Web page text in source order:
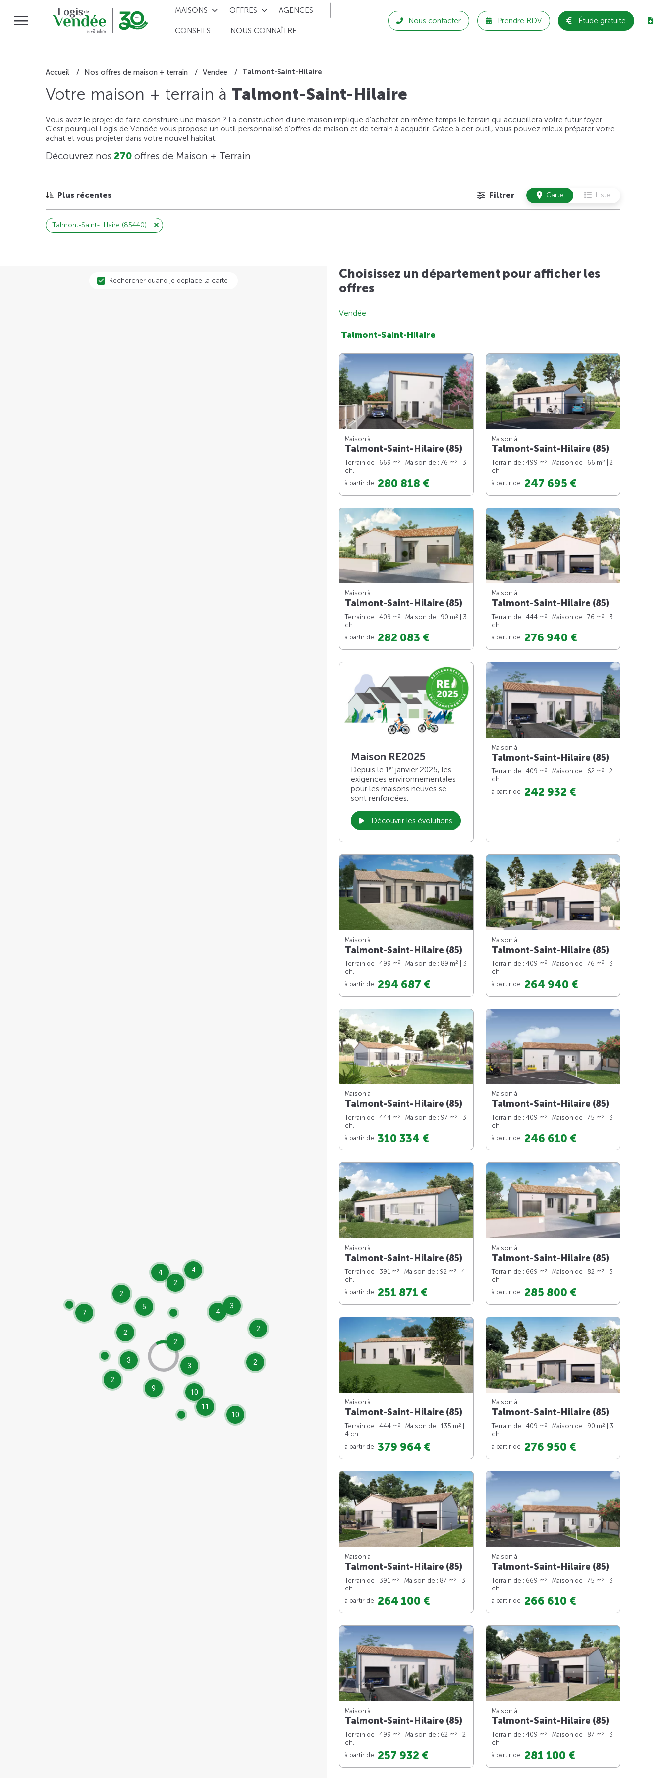
MAISONS OFFRES AGENCES
CONSEILS NOUS CONNAÎTRE
Nous contacter Prendre RDV Étude gratuite
Accueil Nos offres de maison + terrain Vendée Talmont-Saint-Hilaire
Votre maison + terrain à Talmont-Saint-Hilaire
Vous avez le projet de faire construire une maison ? La construction d'une maison implique d'acheter en même temps le terrain qui accueillera votre futur foyer.
C'est pourquoi Logis de Vendée vous propose un outil personnalisé d'offres de maison et de terrain à acquérir. Grâce à cet outil, vous pouvez mieux préparer votre
achat et vous projeter dans votre nouvel habitat.
Découvrez nos 270 offres de Maison + Terrain
Plus récentes Filtrer Carte Liste
Talmont-Saint-Hilaire (85440)
4
2
3
10
10
11
2
7
4
5 3
2
9
4
3
2
2
2
2
Rechercher quand je déplace la carte
Choisissez un département pour afficher les
offres
Vendée
Talmont-Saint-Hilaire
Maison à
Talmont-Saint-Hilaire (85)
Terrain de : 669 m2 | Maison de : 76 m2
| 3
ch.
à partir de 280 818 €
Maison à
Talmont-Saint-Hilaire (85)
Terrain de : 499 m2 | Maison de : 66 m2
| 2
ch.
à partir de 247 695 €
Maison à
Talmont-Saint-Hilaire (85)
Terrain de : 409 m2 | Maison de : 90 m2
| 3
ch.
à partir de 282 083 €
Maison à
Talmont-Saint-Hilaire (85)
Terrain de : 444 m2 | Maison de : 76 m2
| 3
ch.
à partir de 276 940 €
Maison RE2025
Depuis le 1 er janvier 2025, les
exigences environnementales
pour les maisons neuves se
sont renforcées.
Découvrir les évolutions
Maison à
Talmont-Saint-Hilaire (85)
Terrain de : 409 m2 | Maison de : 62 m2
| 2
ch.
à partir de 242 932 €
Maison à
Talmont-Saint-Hilaire (85)
Terrain de : 499 m2 | Maison de : 89 m2
| 3
ch.
à partir de 294 687 €
Maison à
Talmont-Saint-Hilaire (85)
Terrain de : 409 m2 | Maison de : 76 m2
| 3
ch.
à partir de 264 940 €
Maison à
Talmont-Saint-Hilaire (85)
Terrain de : 444 m2 | Maison de : 97 m2
| 3
ch.
à partir de 310 334 €
Maison à
Talmont-Saint-Hilaire (85)
Terrain de : 409 m2 | Maison de : 75 m2
| 3
ch.
à partir de 246 610 €
Maison à
Talmont-Saint-Hilaire (85)
Terrain de : 391 m2 | Maison de : 92 m2
| 4
ch.
à partir de 251 871 €
Maison à
Talmont-Saint-Hilaire (85)
Terrain de : 669 m2 | Maison de : 82 m2
| 3
ch.
à partir de 285 800 €
Maison à
Talmont-Saint-Hilaire (85)
Terrain de : 444 m2 | Maison de : 135 m2
4 ch.
à partir de 379 964 €
Maison à
Talmont-Saint-Hilaire (85)
Terrain de : 409 m2 | Maison de : 90 m2
| 3
ch.
à partir de 276 950 €
Maison à
Talmont-Saint-Hilaire (85)
Terrain de : 391 m2 | Maison de : 87 m2
| 3
ch.
à partir de 264 100 €
Maison à
Talmont-Saint-Hilaire (85)
Terrain de : 669 m2 | Maison de : 75 m2
| 3
ch.
à partir de 266 610 €
Maison à
Talmont-Saint-Hilaire (85)
Terrain de : 499 m2 | Maison de : 62 m2
| 2
ch.
à partir de 257 932 €
Maison à
Talmont-Saint-Hilaire (85)
Terrain de : 409 m2 | Maison de : 87 m2
| 3
ch.
à partir de 281 100 €